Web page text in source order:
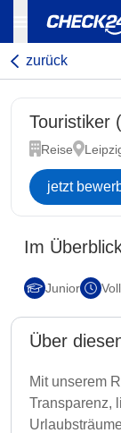
zurück
Touristiker
Reise
jetzt
Im
Junior
Über
Mit unserem
Transparenz,